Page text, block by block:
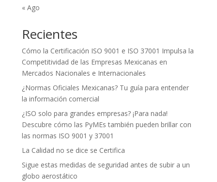
« Ago
Recientes
Cómo la Certificación ISO 9001 e ISO 37001 Impulsa la
Competitividad de las Empresas Mexicanas en
Mercados Nacionales e Internacionales
¿Normas Oficiales Mexicanas? Tu guía para entender
la información comercial
¿ISO solo para grandes empresas? ¡Para nada!
Descubre cómo las PyMEs también pueden brillar con
las normas ISO 9001 y 37001
La Calidad no se dice se Certifica
Sigue estas medidas de seguridad antes de subir a un
globo aerostático